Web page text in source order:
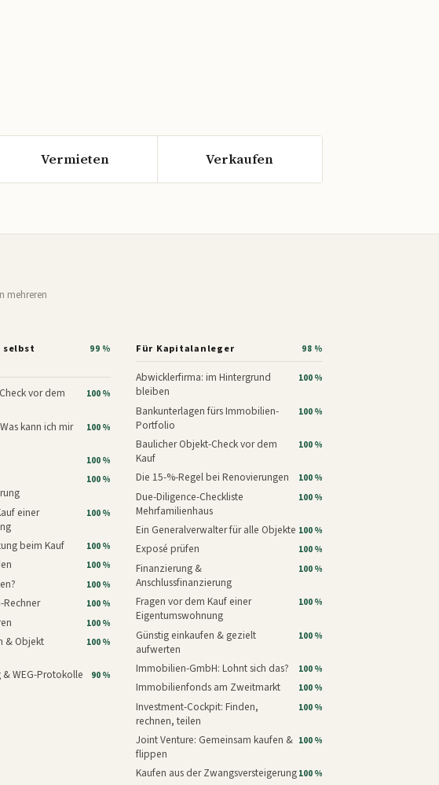
Vermieten Verkaufen
mehreren
selbst
99 %
vor dem
100 %
kann ich mir
100 %
100 %
100 %
einer
100 %
beim Kauf 100 %
100 %
100 %
Rechner 100 %
100 %
& Objekt
100 %
WEG-Protokolle
90 %
Für Kapitalanleger 98 %
Abwicklerfirma: im Hintergrund
bleiben
100 %
Bankunterlagen fürs Immobilien-
Portfolio
100 %
Baulicher Objekt-Check vor dem
Kauf
100 %
Die 15-%-Regel bei Renovierungen 100 %
Due-Diligence-Checkliste
Mehrfamilienhaus
100 %
Ein Generalverwalter für alle Objekte 100 %
Exposé prüfen 100 %
Finanzierung &
Anschlussfinanzierung
100 %
Fragen vor dem Kauf einer
Eigentumswohnung
100 %
Günstig einkaufen & gezielt
aufwerten
100 %
Immobilien-GmbH: Lohnt sich das? 100 %
Immobilienfonds am Zweitmarkt 100 %
Investment-Cockpit: Finden,
rechnen, teilen
100 %
Joint Venture: Gemeinsam kaufen &
flippen
100 %
Kaufen aus der Zwangsversteigerung100 %